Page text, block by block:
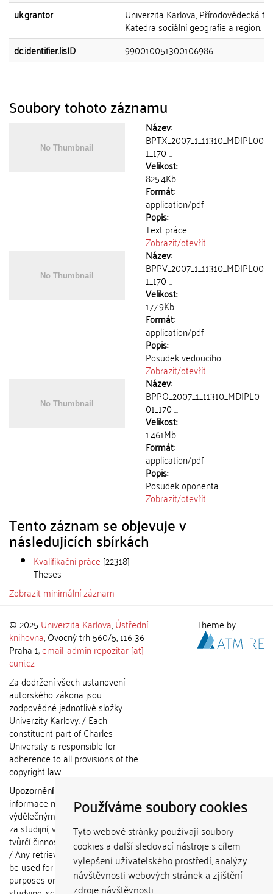
Používáme soubory cookies
Tyto webové stránky používají soubory
cookies a další sledovací nástroje s cílem
vylepšení uživatelského prostředí, analýzy
návštěvnosti webových stránek a zjištění
zdroje návštěvnosti.
uk.grantor
Univerzita Karlova, Přírodovědecká
Katedra sociální geografie a region.
dc.identifier.lisID
990010051300106986
Soubory tohoto záznamu
Název:
BPTX_2007_1_11310_MDIPL00
1_170 ...
Velikost:
825.4Kb
Formát:
application/pdf
Popis:
Text práce
Zobrazit/otevřít
Název:
BPPV_2007_1_11310_MDIPL00
1_170 ...
Velikost:
177.9Kb
Formát:
application/pdf
Popis:
Posudek vedoucího
Zobrazit/otevřít
Název:
BPPO_2007_1_11310_MDIPL0
01_170 ...
Velikost:
1.461Mb
Formát:
application/pdf
Popis:
Posudek oponenta
Zobrazit/otevřít
Tento záznam se objevuje v
následujících sbírkách
Kvalifikační práce [22318]
Theses
Zobrazit minimální záznam
© 2025 Univerzita Karlova,Ústřední
knihovna, Ovocný trh 560/5, 116 36
Praha 1;email: admin-repozitar [at]
cuni.cz
Za dodržení všech ustanovení
autorského zákona jsou
zodpovědné jednotlivé složky
Univerzity Karlovy. / Each
constituent part of Charles
University is responsible for
adherence to all provisions of the
copyright law.
Upozornění / Notice:
informace nemohou být použity k
výdělečným účelům nebo vydávány
za studijní, vědeckou nebo jinou
tvůrčí činnost jiné osoby než autora.
/ Any retrieved information shall not
be used for any commercial
purposes or claimed as results of
Theme by